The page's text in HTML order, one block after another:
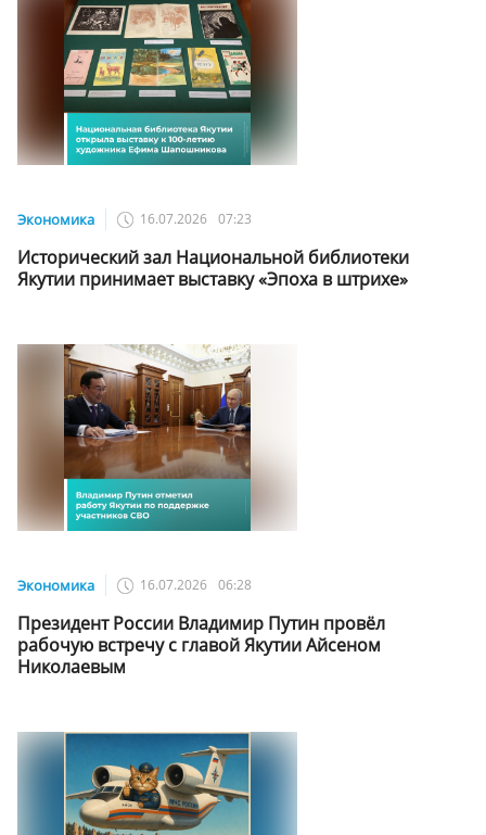
Экономика 16.07.2026 07:23
Исторический зал Национальной библиотеки
Якутии принимает выставку «Эпоха в штрихе»
Экономика 16.07.2026 06:28
Президент России Владимир Путин провёл
рабочую встречу с главой Якутии Айсеном
Николаевым